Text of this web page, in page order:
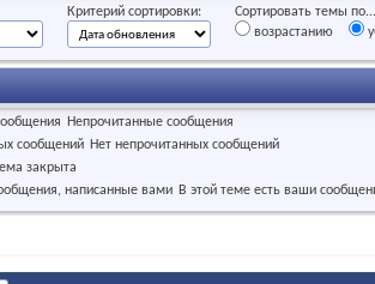
Критерий сортировки:
Сортировать темы по...
возрастанию
Непрочитанные сообщения
Нет непрочитанных сообщений
закрыта
В этой теме есть ваши